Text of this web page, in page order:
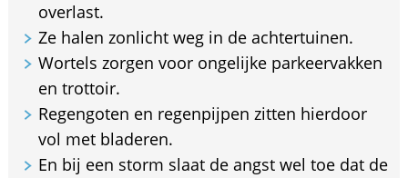
overlast.
Ze halen zonlicht weg in de achtertuinen.
Wortels zorgen voor ongelijke parkeervakken
en trottoir.
Regengoten en regenpijpen zitten hierdoor
vol met bladeren.
En bij een storm slaat de angst wel toe dat de